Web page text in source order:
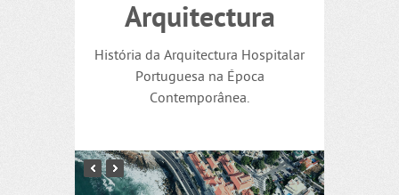
Arquitectura
História da Arquitectura Hospitalar
Portuguesa na Época
Contemporânea.